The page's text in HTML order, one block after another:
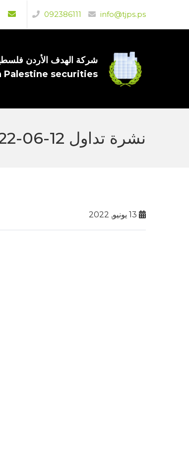
info@tjps.ps
092386111
شركة الهدف الأردن
Palestine securities
نشرة تداول 12-06-2022